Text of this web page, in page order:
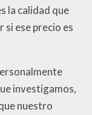
la calidad que
ese precio es
investigamos,
nuestro